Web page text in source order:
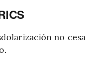
no cesa